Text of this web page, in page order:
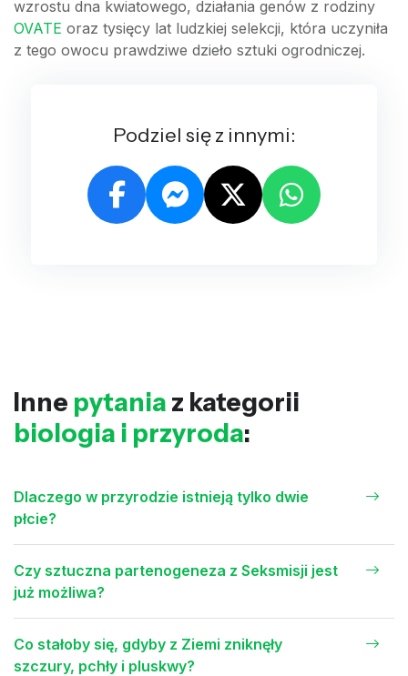
wzrostu dna kwiatowego, działania genów z rodziny
OVATE oraz tysięcy lat ludzkiej selekcji, która uczyniła
z tego owocu prawdziwe dzieło sztuki ogrodniczej.
Podziel się z innymi:
Inne pytania z kategorii
biologia i przyroda:
Dlaczego w przyrodzie istnieją tylko dwie
płcie?
Czy sztuczna partenogeneza z Seksmisji jest
już możliwa?
Co stałoby się, gdyby z Ziemi zniknęły
szczury, pchły i pluskwy?